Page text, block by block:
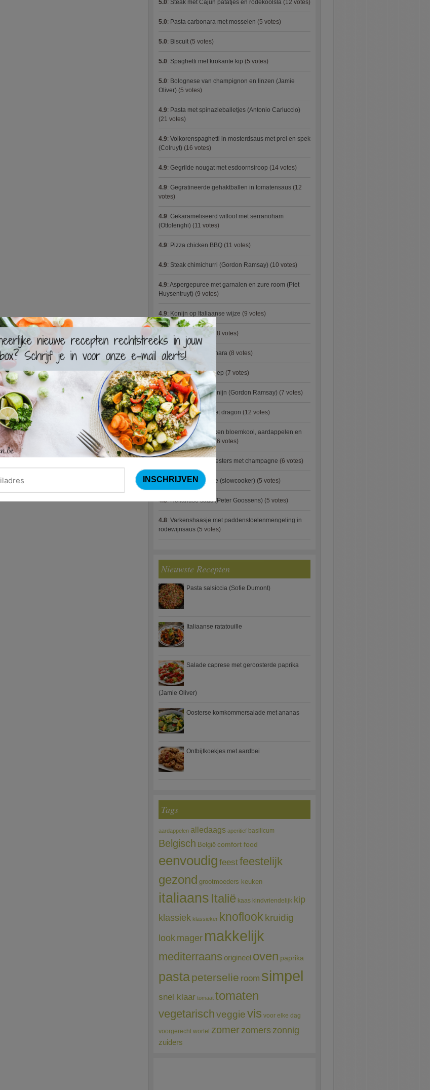
5.0: Steak met Cajun patatjes en rodekoolsla (12 votes)
5.0: Pasta carbonara met mosselen (5 votes)
5.0: Biscuit (5 votes)
5.0: Spaghetti met krokante kip (5 votes)
5.0: Bolognese van champignon en linzen (Jamie
Oliver) (5 votes)
4.9: Pasta met spinazieballetjes (Antonio Carluccio)
(21 votes)
4.9: Volkorenspaghetti in mosterdsaus met prei en spek
(Colruyt) (16 votes)
4.9: Gegrilde nougat met esdoornsiroop (14 votes)
4.9: Gegratineerde gehaktballen in tomatensaus (12
votes)
4.9: Gekarameliseerd witloof met serranoham
(Ottolenghi) (11 votes)
4.9: Pizza chicken BBQ (11 votes)
4.9: Steak chimichurri (Gordon Ramsay) (10 votes)
4.9: Aspergepuree met garnalen en zure room (Piet
Huysentruyt) (9 votes)
4.9: Konijn op Italiaanse wijze (9 votes)
(8 votes)
4.9:Courgette carbonara (8 votes)
4.9:Aziatische preisoep (7 votes)
4.9:Fricassee van konijn (Gordon Ramsay) (7 votes)
4.8:Gestoofde kip met dragon (12 votes)
4.8:Zalm met gebakken bloemkool, aardappelen en
spek (Jeroen Meus)(6 votes)
Gegratineerde oesters met champagne (6 votes)
4.8:Linzenbolognese (slowcooker) (5 votes)
4.8:Hollandse saus (Peter Goossens) (5 votes)
4.8: Varkenshaasje met paddenstoelenmengeling in
rodewijnsaus (5 votes)
Nieuwste Recepten
Pasta salsiccia (Sofie Dumont)
Italiaanse ratatouille
Salade caprese met geroosterde paprika
(Jamie Oliver)
Oosterse komkommersalade met ananas
Ontbijtkoekjes met aardbei
Tags
aardappelen alledaags aperitief basilicum
Belgisch België comfort food
eenvoudig feestfeestelijk
gezond grootmoeders keuken
italiaans Italië kaas kindvriendelijk kip
klassiek klassieker knoflook kruidig
look mager makkelijk
mediterraans origineel oven paprika
pastapeterselie room simpel
snel klaar tomaat tomaten
vegetarischveggievis voor elke dag
voorgerecht wortel zomerzomerszonnig
zuiders
×